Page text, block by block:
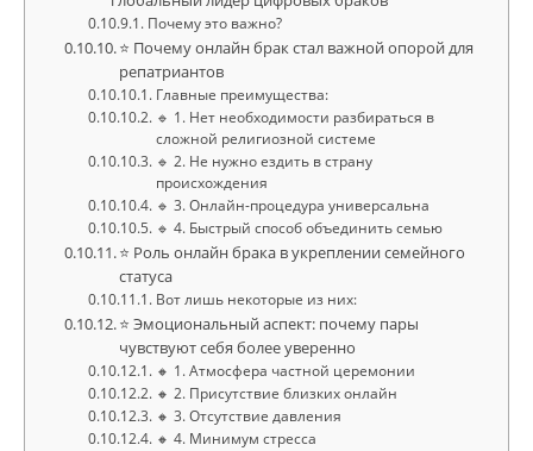
Почему это важно?
⭐ Почему онлайн брак стал важной опорой для
репатриантов
Главные преимущества:
🔹 1. Нет необходимости разбираться в
сложной религиозной системе
🔹 2. Не нужно ездить в страну
происхождения
🔹 3. Онлайн-процедура универсальна
🔹 4. Быстрый способ объединить семью
⭐ Роль онлайн брака в укреплении семейного
статуса
Вот лишь некоторые из них:
⭐ Эмоциональный аспект: почему пары
чувствуют себя более уверенно
🔸 1. Атмосфера частной церемонии
🔸 2. Присутствие близких онлайн
🔸 3. Отсутствие давления
🔸 4. Минимум стресса